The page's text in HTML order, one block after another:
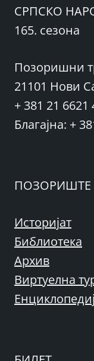
СРПСКО
165. сезона
Позоришни
21101 Нови
+ 381 21 6621
Благајна: +
ПОЗОРИШТЕ
Историјат
Библиотека
Архив
Виртуелна